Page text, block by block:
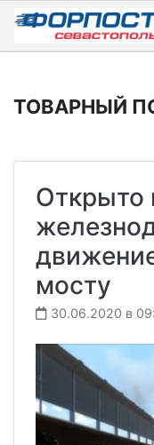
Skip
content
ТОВАРНЫЙ
Открыто
мосту
30.06.2020 в